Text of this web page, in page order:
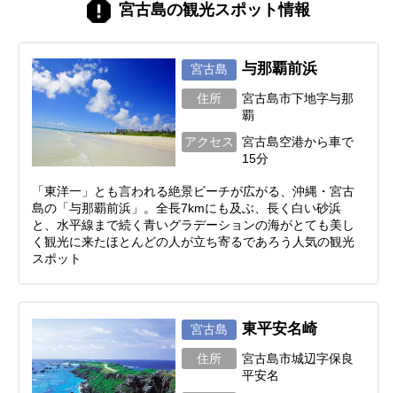
宮古島の観光スポット情報
宮古島 与那覇前浜
住所
宮古島市下地字与那
覇
アクセス
宮古島空港から車で
15分
「東洋一」とも言われる絶景ビーチが広がる、沖縄・宮古
島の「与那覇前浜」。全長7kmにも及ぶ、長く白い砂浜
と、水平線まで続く青いグラデーションの海がとても美し
く観光に来たほとんどの人が立ち寄るであろう人気の観光
スポット
宮古島 東平安名崎
住所
宮古島市城辺字保良
平安名